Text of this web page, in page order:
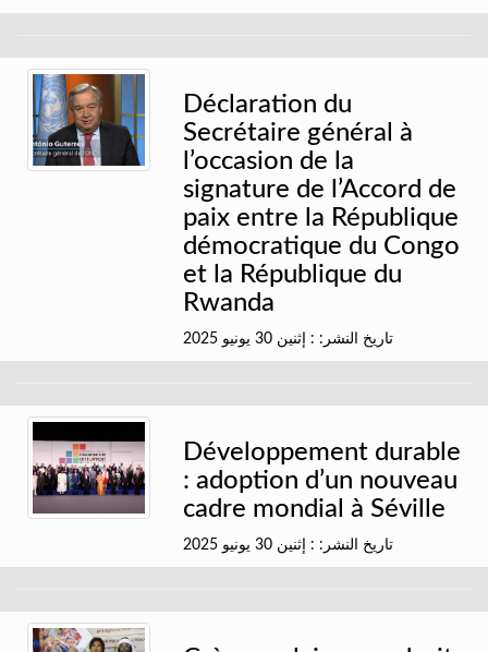
Déclaration du
Secrétaire général à
l’occasion de la
signature de l’Accord de
paix entre la République
démocratique du Congo
et la République du
Rwanda
تاريخ النشر: : إثنين 30 يونيو 2025
Développement durable
: adoption d’un nouveau
cadre mondial à Séville
تاريخ النشر: : إثنين 30 يونيو 2025